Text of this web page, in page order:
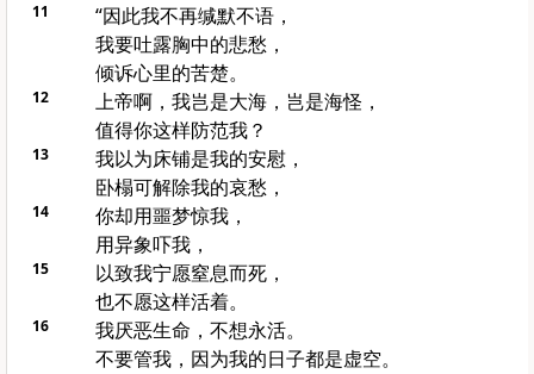
11
“因此我不再缄默不语，
我要吐露胸中的悲愁，
倾诉心里的苦楚。
12
上帝啊，我岂是大海，岂是海怪，
值得你这样防范我？
13
我以为床铺是我的安慰，
卧榻可解除我的哀愁，
14
你却用噩梦惊我，
用异象吓我，
15
以致我宁愿窒息而死，
也不愿这样活着。
16
我厌恶生命，不想永活。
不要管我，因为我的日子都是虚空。